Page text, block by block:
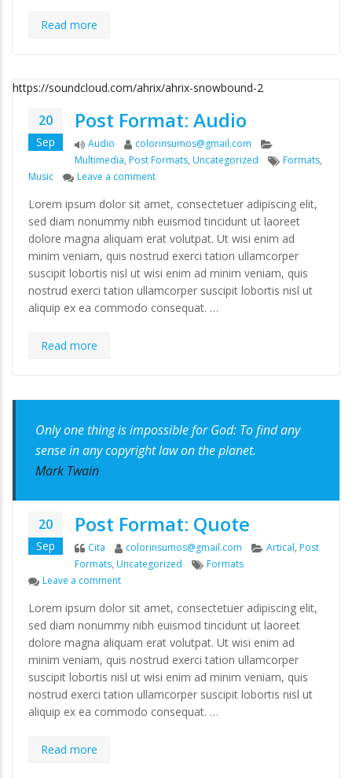
Read more
https://soundcloud.com/ahrix/ahrix-snowbound-2
20
Sep
Post Format: Audio
Format
Audio Author
colorinsumos@gmail.com
Multimedia, Post Formats, Uncategorized Tags
Formats,
Music
Leave a commenton Post Format: Audio
Lorem ipsum dolor sit amet, consectetuer adipiscing elit,
sed diam nonummy nibh euismod tincidunt ut laoreet
dolore magna aliquam erat volutpat. Ut wisi enim ad
minim veniam, quis nostrud exerci tation ullamcorper
suscipit lobortis nisl ut wisi enim ad minim veniam, quis
nostrud exerci tation ullamcorper suscipit lobortis nisl ut
aliquip ex ea commodo consequat. …
Read more
Only one thing is impossible for God: To find any
sense in any copyright law on the planet.
Mark Twain
20
Sep
Post Format: Quote
Format
Cita Author
colorinsumos@gmail.com Categories
Artical, Post
Formats, Uncategorized Tags
Formats
Leave a commenton Post Format: Quote
Lorem ipsum dolor sit amet, consectetuer adipiscing elit,
sed diam nonummy nibh euismod tincidunt ut laoreet
dolore magna aliquam erat volutpat. Ut wisi enim ad
minim veniam, quis nostrud exerci tation ullamcorper
suscipit lobortis nisl ut wisi enim ad minim veniam, quis
nostrud exerci tation ullamcorper suscipit lobortis nisl ut
aliquip ex ea commodo consequat. …
Read more